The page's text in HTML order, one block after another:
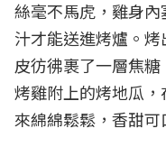
絲毫不馬虎，雞身
汁才能送進烤爐。
皮彷彿裹了一層焦
烤雞附上的烤地瓜
來綿綿鬆鬆，香甜可